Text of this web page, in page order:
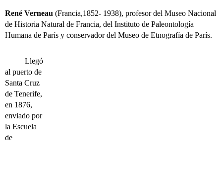
René Verneau (Francia,1852- 1938), profesor del Museo Nacional
de Historia Natural de Francia, del Instituto de Paleontología
Humana de París y conservador del Museo de Etnografía de París.
Llegó
al puerto de
Santa Cruz
de Tenerife,
en 1876,
enviado por
la Escuela
de